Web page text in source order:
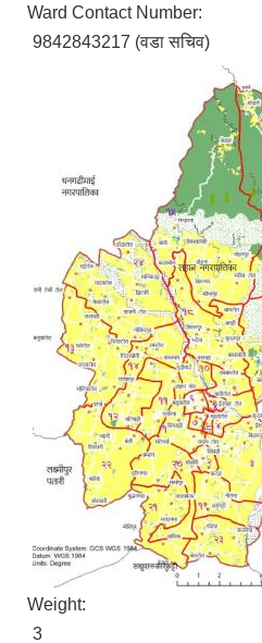
Ward Contact Number:
9842843217 (वडा सचिव)
Weight:
3